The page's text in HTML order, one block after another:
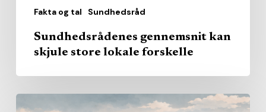
Fakta og tal Sundhedsråd
Sundhedsrådenes gennemsnit kan
skjule store lokale forskelle